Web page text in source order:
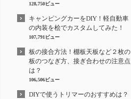
128,750ビュー
キャンピングカーをDIY！軽自動車
の内装を桧でカスタムしてみた！
107,791ビュー
板の接合方法！棚板天板など２枚の
板のつなぎ方、接ぎ合わせの注意点
は？
106,506ビュー
DIYで使うトリマーのおすすめは？